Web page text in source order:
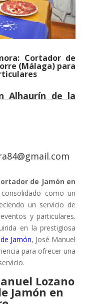
Cortador de
(Málaga) para
Alhaurín de la
de Jamón en
como un
un servicio de
y particulares.
en la prestigiosa
Jamón, José Manuel
para ofrecer una
Lozano
Jamón en